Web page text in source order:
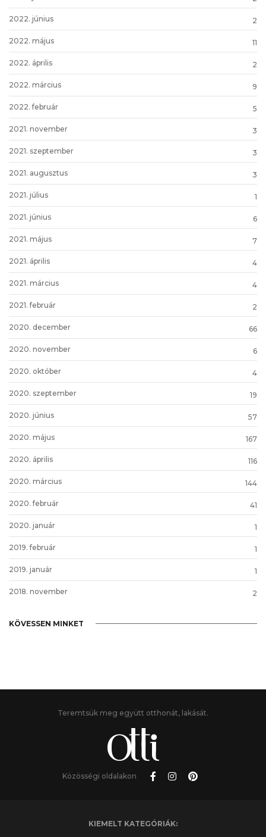
2022. június 2
2022. május 11
2022. április 2
2022. március 9
2022. február 5
2021. november 3
2021. szeptember 3
2021. augusztus 3
2021. július 1
2021. június 6
2021. május 7
2021. április 4
2021. március 4
2021. február 2
2020. december 66
2020. november 6
2020. október 4
2020. szeptember 19
2020. június 57
2020. május 167
2020. április 116
2020. március 144
2020. február 41
2020. január 1
2019. február 1
2019. január 1
2018. november 2
KÖVESSEN MINKET
Teremtsük meg együtt otthonát, lakását.
Közösségi oldalakon
KIEMELT KATEGÓRIÁK: